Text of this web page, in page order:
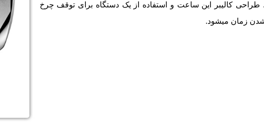
طراحی کالیبر این ساعت و استفاده از یک دستگاه برای توقف چرخ
زمان میشود.